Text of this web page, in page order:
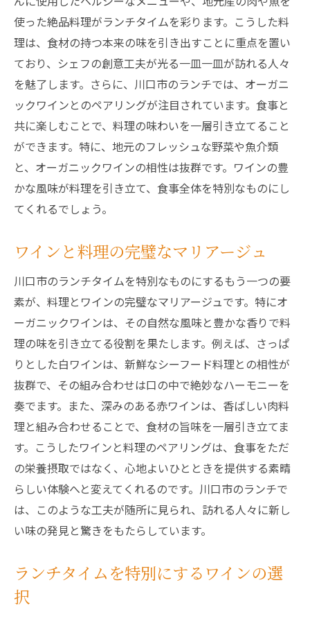
使った絶品料理がランチタイムを彩ります。こうした料
理は、食材の持つ本来の味を引き出すことに重点を置い
ており、シェフの創意工夫が光る一皿一皿が訪れる人々
を魅了します。さらに、川口市のランチでは、オーガニ
ックワインとのペアリングが注目されています。食事と
共に楽しむことで、料理の味わいを一層引き立てること
ができます。特に、地元のフレッシュな野菜や魚介類
と、オーガニックワインの相性は抜群です。ワインの豊
かな風味が料理を引き立て、食事全体を特別なものにし
てくれるでしょう。
ワインと料理の完璧なマリアージュ
川口市のランチタイムを特別なものにするもう一つの要
素が、料理とワインの完璧なマリアージュです。特にオ
ーガニックワインは、その自然な風味と豊かな香りで料
理の味を引き立てる役割を果たします。例えば、さっぱ
りとした白ワインは、新鮮なシーフード料理との相性が
抜群で、その組み合わせは口の中で絶妙なハーモニーを
奏でます。また、深みのある赤ワインは、香ばしい肉料
理と組み合わせることで、食材の旨味を一層引き立てま
す。こうしたワインと料理のペアリングは、食事をただ
の栄養摂取ではなく、心地よいひとときを提供する素晴
らしい体験へと変えてくれるのです。川口市のランチで
は、このような工夫が随所に見られ、訪れる人々に新し
い味の発見と驚きをもたらしています。
ランチタイムを特別にするワインの選
択